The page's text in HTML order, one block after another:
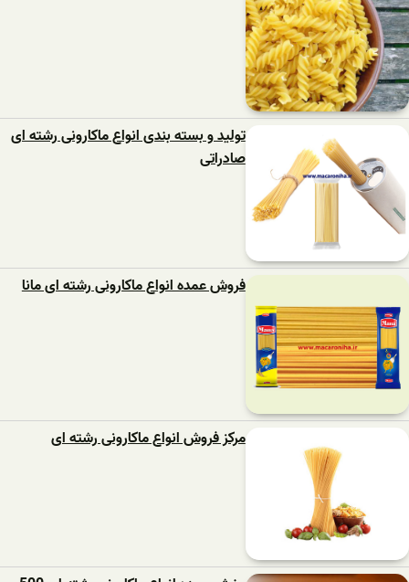
تولید و بسته بندی انواع ماکارونی رشته ای
صادراتی
فروش عمده انواع ماکارونی رشته ای مانا
مرکز فروش انواع ماکارونی رشته ای